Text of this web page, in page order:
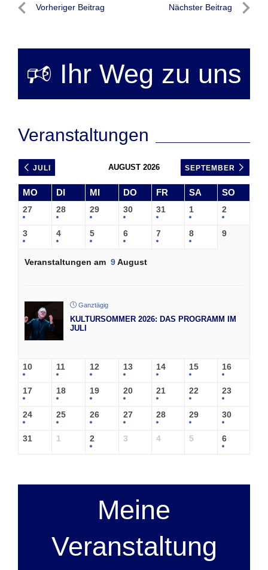
Beitragsnavigation
Vorheriger Beitrag Nächster Beitrag
🕫 Ihr Weg zu uns
Veranstaltungen
JULI AUGUST 2026 SEPTEMBER
MO DI MI DO FR SA SO
27 28 29 30 31 1 2
3 4 5 6 7 8 9
Veranstaltungen am 9August
Ganztägig
KULTURSOMMER 2026: DAS PROGRAMM IM
JULI
10 11 12 13 14 15 16
17 18 19 20 21 22 23
24 25 26 27 28 29 30
31 1 2 3 4 5 6
Meine
Veranstaltung